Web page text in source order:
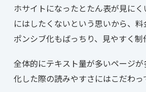
ホサイトになったとたん表が見に
にはしたくないという思いから、
ポンシブ化もばっちり、見やすく制
全体的にテキスト量が多いページ
化した際の読みやすさにはこだわっ